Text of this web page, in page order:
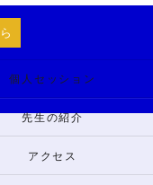
個人セッション
先生の紹介
アクセス